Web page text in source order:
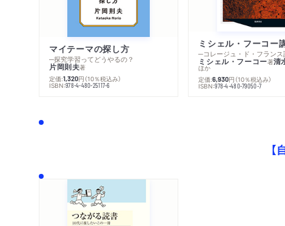
マイテーマの探し方
─探究学習ってどうやるの？
片岡則夫著
定価:1,320円 （10％税込み）
ISBN:978-4-480-25117-6
ミシェル・フーコー著清
ほか
定価:6,930円 （10％税込み）
ISBN:978-4-480-79050-7